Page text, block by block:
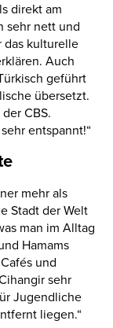
direkt am
sehr nett und
das kulturelle
Auch
geführt
übersetzt.
CBS.
entspannt!“
mehr als
Stadt der Welt
man im Alltag
Hamams
und
sehr
Jugendliche
liegen.“